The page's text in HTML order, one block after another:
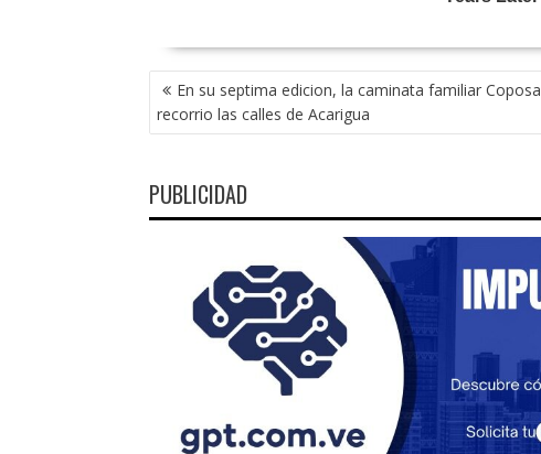
NAVEGACIÓN
DE
ENTRADAS
En su septima edicion, la caminata familiar Coposa
recorrio las calles de Acarigua
PUBLICIDAD